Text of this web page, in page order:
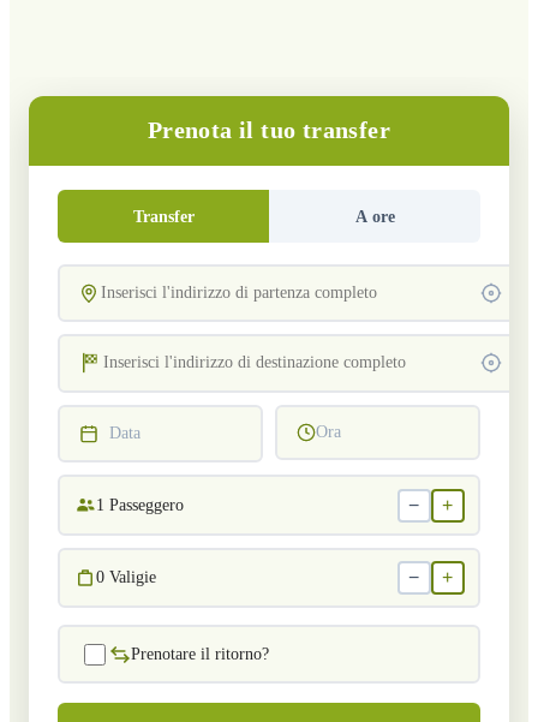
Prenota il tuo transfer
Transfer A ore
Data Ora
1 Passeggero − +
0 Valigie − +
Prenotare il ritorno?